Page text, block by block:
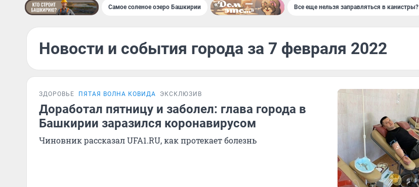
Самое соленое озеро Башкирии Все еще нельзя заправляться в канистры?
Новости и события города за 7 февраля 2022
ЗДОРОВЬЕ ПЯТАЯ ВОЛНА КОВИДА ЭКСКЛЮЗИВ
Доработал пятницу и заболел: глава города в
Башкирии заразился коронавирусом
Чиновник рассказал UFA1.RU, как протекает болезнь